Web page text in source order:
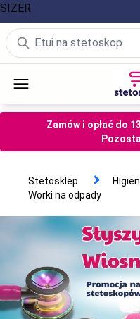
Zamów i opłać do
Stetosklep
Worki na odpady
SIZER